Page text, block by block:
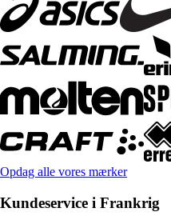
Opdag alle vores mærker
Kundeservice i Frankrig